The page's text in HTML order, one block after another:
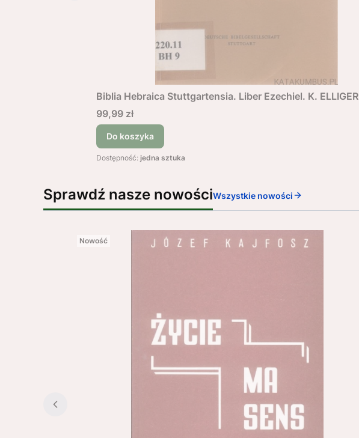
Biblia Hebraica Stuttgartensia. Liber Ezechiel. K. ELLIGER
Cena
99,99 zł
Do koszyka
Dostępność: jedna sztuka
Sprawdź nasze nowościWszystkie nowości
Nowość